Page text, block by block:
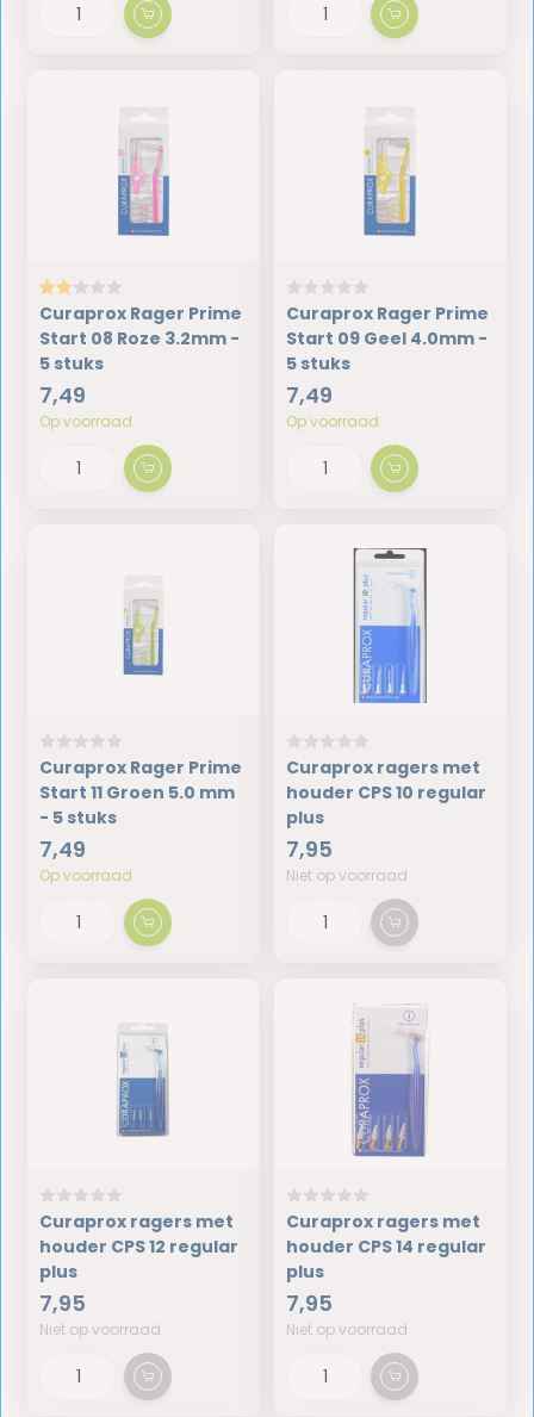
Curaprox Rager Prime
Start 08 Roze 3.2mm -
5 stuks
7,49
Op voorraad
Curaprox Rager Prime
Start 09 Geel 4.0mm -
5 stuks
7,49
Op voorraad
Curaprox Rager Prime
Start 11 Groen 5.0 mm
- 5 stuks
7,49
Op voorraad
Curaprox ragers met
houder CPS 10 regular
plus
7,95
Niet op voorraad
Curaprox ragers met
houder CPS 12 regular
plus
7,95
Niet op voorraad
Curaprox ragers met
houder CPS 14 regular
plus
7,95
Niet op voorraad